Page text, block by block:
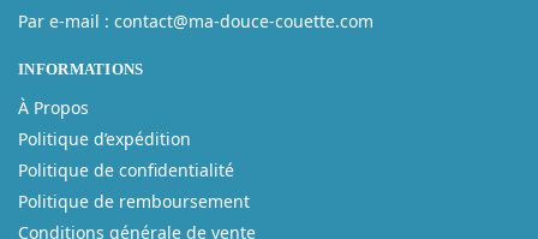
Par e-mail : contact@ma-douce-couette.com
INFORMATIONS
À Propos
Politique d’expédition
Politique de confidentialité
Politique de remboursement
Conditions générale de vente